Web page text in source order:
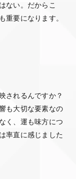
ない。だからこ
重要になります。
されるんですか？
も大切な要素なの
く、運も味方につ
率直に感じました